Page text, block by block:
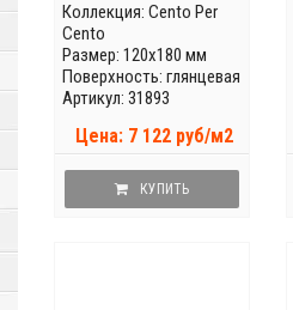
Коллекция: Cento Per
Cento
Размер: 120x180 мм
Поверхность: глянцевая
Артикул: 31893
Цена: 7 122 руб/м2
КУПИТЬ